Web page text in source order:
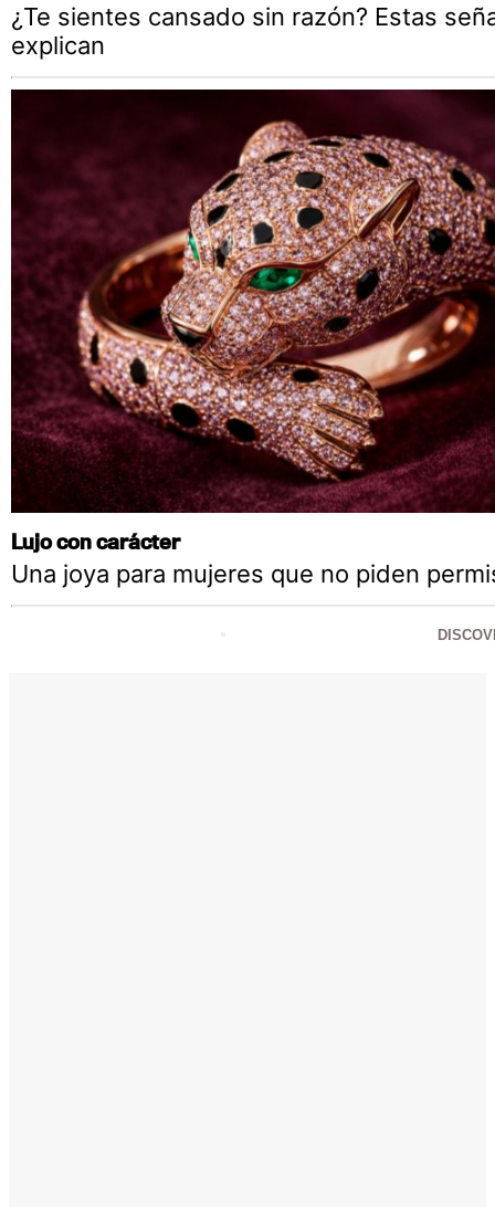
¿Te sientes cansado sin razón? Estas
explican
Lujo con carácter
Una joya para mujeres que no piden